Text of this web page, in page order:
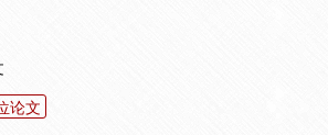
论文